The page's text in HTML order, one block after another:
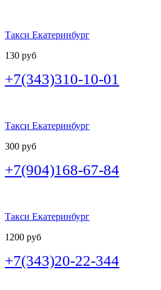
Такси Екатеринбург
130 руб
+7(343)310-10-01
Такси Екатеринбург
300 руб
+7(904)168-67-84
Такси Екатеринбург
1200 руб
+7(343)20-22-344